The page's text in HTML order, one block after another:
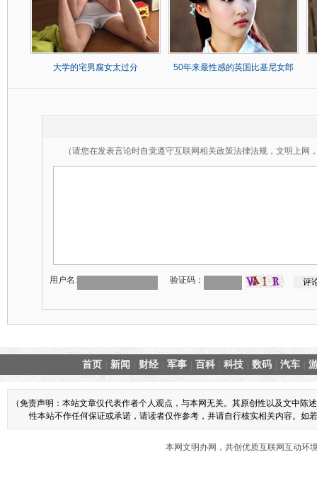
大学的宅男腐女太过分 50年来最性感的英国比基尼女郎
（请您在发表言论时自觉遵守互联网相关政策法律法规，文明上网
用户名: 验证码：
首页 新闻 财经 军事 百科 科技 数码 汽车
（免责声明：本站文章仅代表作者个人观点，与本网无关。其原创性以及文中
性本站不作任何保证或承诺，请读者仅作参考，并请自行核实相关内容。
本网文明办网，共创优质互联网互动